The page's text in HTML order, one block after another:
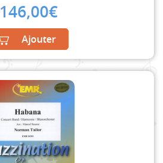
146,00€
Ajouter